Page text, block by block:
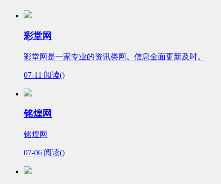
彩堂网
彩堂网是一家专业的资讯类网。信息全面更新及时。
07-11 阅读()
铭煌网
铭煌网
07-06 阅读()